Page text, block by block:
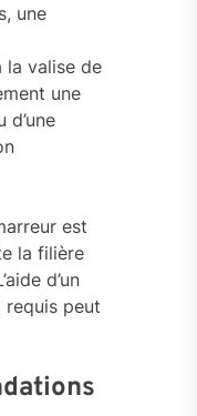
une
la valise de
une
d’une
est
la filière
d’un
requis peut